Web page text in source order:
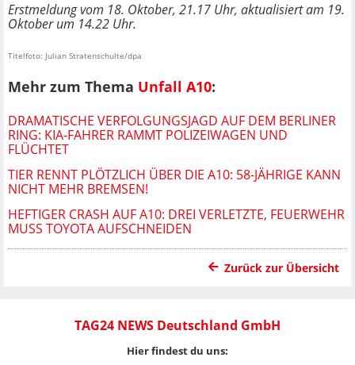
Erstmeldung vom 18. Oktober, 21.17 Uhr, aktualisiert am 19.
Oktober um 14.22 Uhr.
Titelfoto: Julian Stratenschulte/dpa
Mehr zum Thema Unfall A10:
DRAMATISCHE VERFOLGUNGSJAGD AUF DEM BERLINER
RING: KIA-FAHRER RAMMT POLIZEIWAGEN UND
FLÜCHTET
TIER RENNT PLÖTZLICH ÜBER DIE A10: 58-JÄHRIGE KANN
NICHT MEHR BREMSEN!
HEFTIGER CRASH AUF A10: DREI VERLETZTE, FEUERWEHR
MUSS TOYOTA AUFSCHNEIDEN
Zurück zur Übersicht
TAG24 NEWS Deutschland GmbH
Hier findest du uns: